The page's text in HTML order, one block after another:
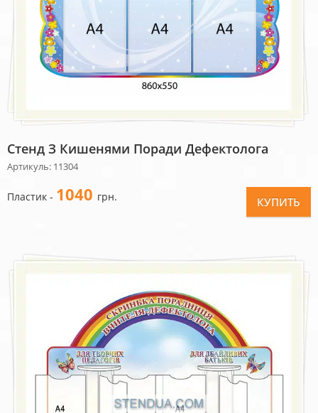
Стенд З Кишенями Поради Дефектолога
Артикуль: 11304
Пластик - 1040 грн. КУПИТЬ